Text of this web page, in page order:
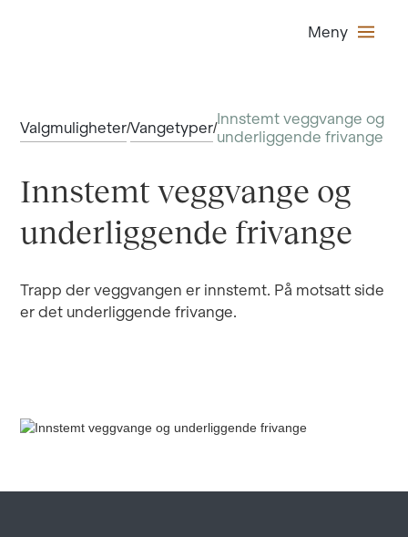
Meny
Valgmuligheter/Vangetyper/Innstemt veggvange og
underliggende frivange
Innstemt veggvange og
underliggende frivange
Trapp der veggvangen er innstemt. På motsatt side
er det underliggende frivange.